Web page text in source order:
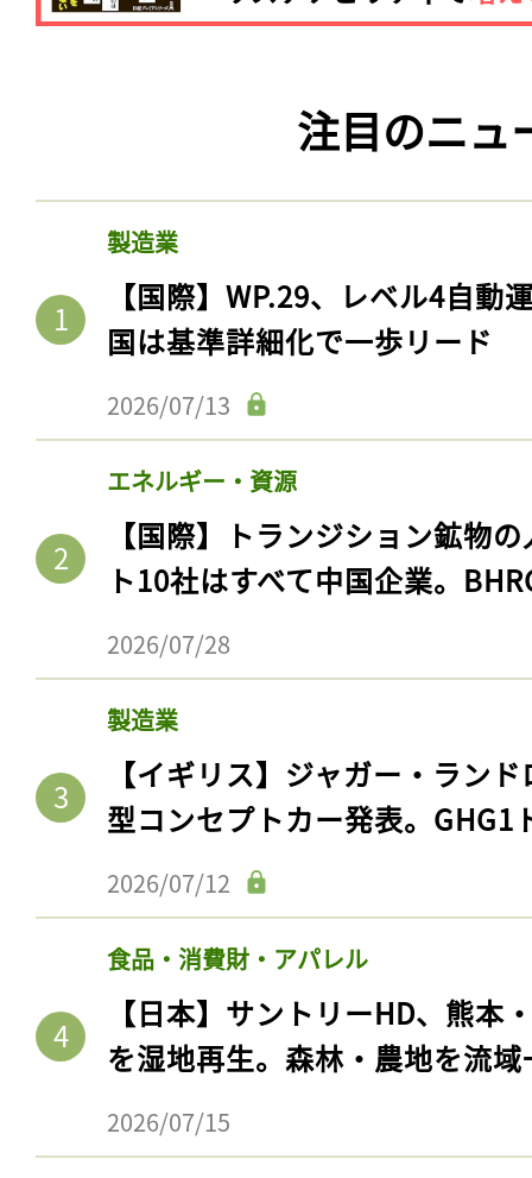
注目のニュ
製造業
【国際】WP.29、レベル4自動
国は基準詳細化で一歩リード
2026/07/13
エネルギー・資源
【国際】トランジション鉱物
ト10社はすべて中国企業。
2026/07/28
製造業
【イギリス】ジャガー・ラン
型コンセプトカー発表。GHG1
2026/07/12
食品・消費財・アパレル
【日本】サントリーHD、熊本
を湿地再生。森林・農地を流
2026/07/15